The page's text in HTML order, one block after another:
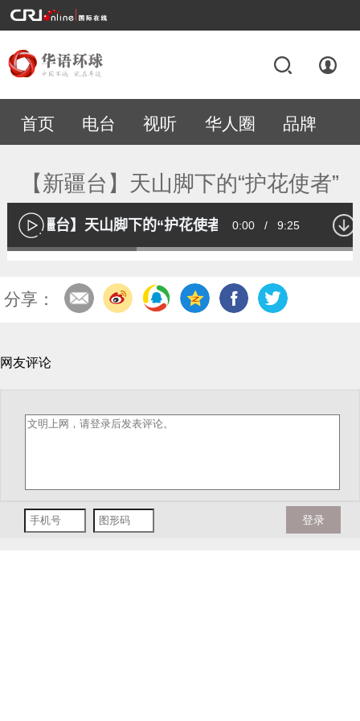
首页 电台 视听 华人圈 品牌
专题
【新疆台】天山脚下的“护花使者”
播
放
【新疆台】天山脚下的“护花使者” Current
0:00 / Duration
9:25
Loaded:
分享：
网友评论
登录